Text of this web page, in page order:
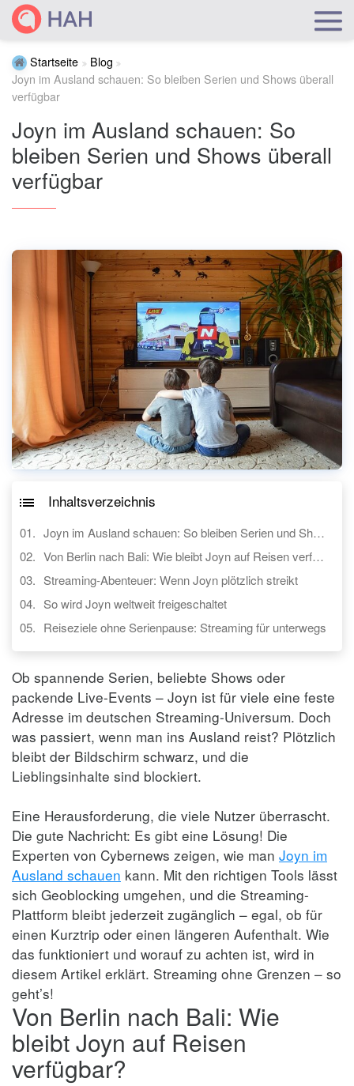
Startseite
Blog
Joyn im Ausland schauen: So bleiben Serien und Shows überall
verfügbar
Joyn im Ausland schauen: So
bleiben Serien und Shows überall
verfügbar
Inhaltsverzeichnis
Joyn im Ausland schauen: So bleiben Serien und Shows überall verfügbar
Von Berlin nach Bali: Wie bleibt Joyn auf Reisen verfügbar?
Streaming-Abenteuer: Wenn Joyn plötzlich streikt
So wird Joyn weltweit freigeschaltet
Reiseziele ohne Serienpause: Streaming für unterwegs
Ob spannende Serien, beliebte Shows oder
packende Live-Events – Joyn ist für viele eine feste
Adresse im deutschen Streaming-Universum. Doch
was passiert, wenn man ins Ausland reist? Plötzlich
bleibt der Bildschirm schwarz, und die
Lieblingsinhalte sind blockiert.
Eine Herausforderung, die viele Nutzer überrascht.
Die gute Nachricht: Es gibt eine Lösung! Die
Experten von Cybernews zeigen, wie man Joyn im
Ausland schauen kann. Mit den richtigen Tools lässt
sich Geoblocking umgehen, und die Streaming-
Plattform bleibt jederzeit zugänglich – egal, ob für
einen Kurztrip oder einen längeren Aufenthalt. Wie
das funktioniert und worauf zu achten ist, wird in
diesem Artikel erklärt. Streaming ohne Grenzen – so
geht’s!
Von Berlin nach Bali: Wie
bleibt Joyn auf Reisen
verfügbar?